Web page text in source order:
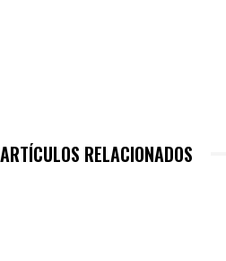
ARTÍCULOS RELACIONADOS